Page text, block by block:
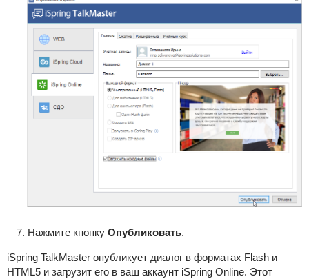
Нажмите кнопку Опубликовать.
iSpring TalkMaster опубликует диалог в форматах Flash и
HTML5 и загрузит его в ваш аккаунт iSpring Online. Этот